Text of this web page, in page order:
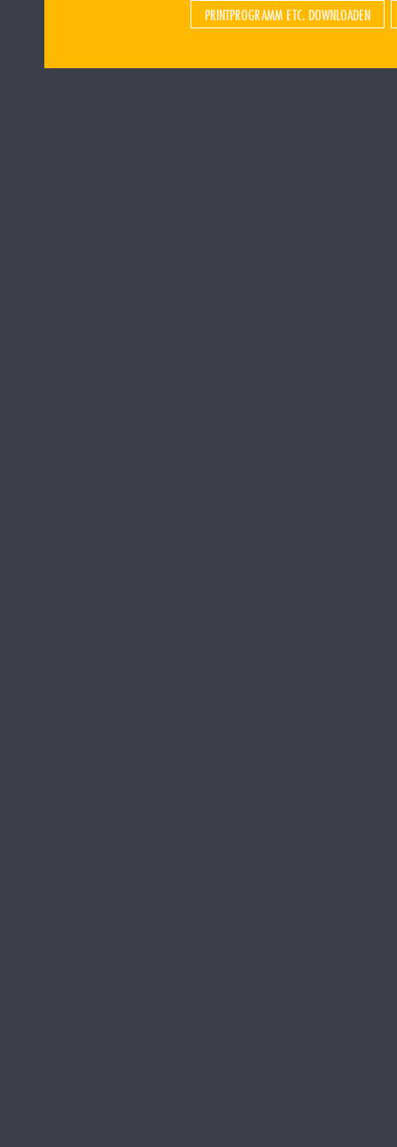
PRINTPROGRAMM ETC. DOWNLOADEN